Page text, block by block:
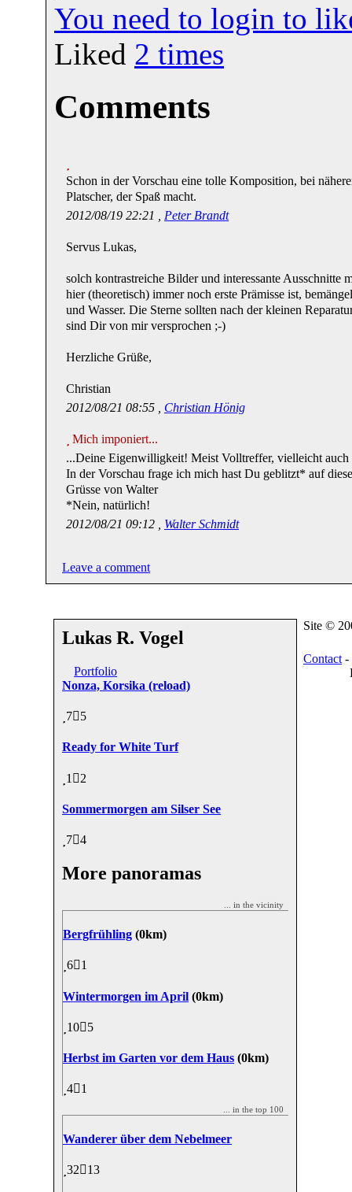
You need to login to
Liked 2 times
Comments
Schon in der Vorschau eine tolle Komposition, bei
Platscher, der Spaß macht.
2012/08/19 22:21 , Peter Brandt
Servus Lukas,
solch kontrastreiche Bilder und interessante Ausschnitte
hier (theoretisch) immer noch erste Prämisse ist,
und Wasser. Die Sterne sollten nach der kleinen
sind Dir von mir versprochen ;-)
Herzliche Grüße,
Christian
2012/08/21 08:55 , Christian Hönig
Mich imponiert...
...Deine Eigenwilligkeit! Meist Volltreffer, vielleicht auch
In der Vorschau frage ich mich hast Du geblitzt* auf
Grüsse von Walter
*Nein, natürlich!
2012/08/21 09:12 , Walter Schmidt
Leave a comment
Lukas R. Vogel
Portfolio
Nonza, Korsika (reload)
7 5
Ready for White Turf
1 2
Sommermorgen am Silser See
7 4
More panoramas
... in the vicinity
Bergfrühling (0km)
6 1
Wintermorgen im April (0km)
10 5
Herbst im Garten vor dem Haus (0km)
4 1
... in the top 100
Wanderer über dem Nebelmeer
32 13
Site ©
Contact -